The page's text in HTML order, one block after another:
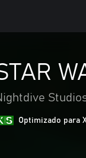
Optimizado para